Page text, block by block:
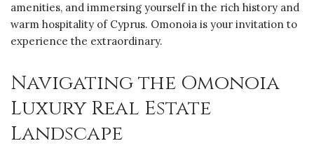
amenities, and immersing yourself in the rich history and
warm hospitality of Cyprus. Omonoia is your invitation to
experience the extraordinary.
Navigating the Omonoia
Luxury Real Estate
Landscape